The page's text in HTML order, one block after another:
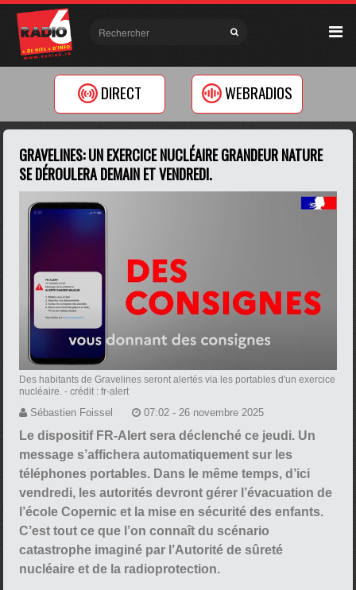
DIRECT WEBRADIOS
GRAVELINES: UN EXERCICE NUCLÉAIRE GRANDEUR NATURE
SE DÉROULERA DEMAIN ET VENDREDI.
Des habitants de Gravelines seront alertés via les portables d'un exercice
nucléaire. - crédit : fr-alert
Sébastien Foissel 07:02 - 26 novembre 2025
Le dispositif FR-Alert sera déclenché ce jeudi. Un
message s’affichera automatiquement sur les
téléphones portables. Dans le même temps, d’ici
vendredi, les autorités devront gérer l’évacuation de
l’école Copernic et la mise en sécurité des enfants.
C’est tout ce que l’on connaît du scénario
catastrophe imaginé par l’Autorité de sûreté
nucléaire et de la radioprotection.